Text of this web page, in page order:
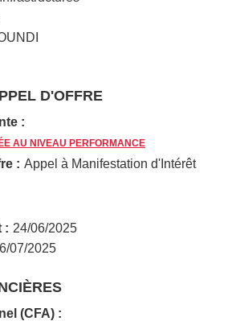
D'OFFRE
:
AU NIVEAU PERFORMANCE
: Appel à Manifestation d'Intérêt
: 24/06/2025
07/2025
(CFA) :